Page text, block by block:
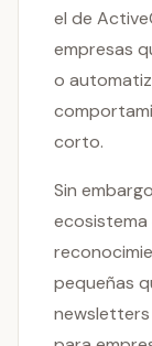
el de
empresas
o
corto.
Sin
pequeñas
newsletters